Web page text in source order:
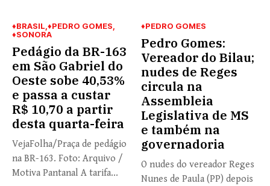
♦BRASIL ♦PEDRO GOMES
♦SONORA
Pedágio da BR-163
em São Gabriel do
Oeste sobe 40,53%
e passa a custar
R$ 10,70 a partir
desta quarta-feira
VejaFolha/Praça de pedágio
na BR-163. Foto: Arquivo /
Motiva Pantanal A tarifa...
♦PEDRO GOMES
Pedro Gomes:
Vereador do Bilau;
nudes de Reges
circula na
Assembleia
Legislativa de MS
e também na
governadoria
O nudes do vereador Reges
Nunes de Paula (PP) depois